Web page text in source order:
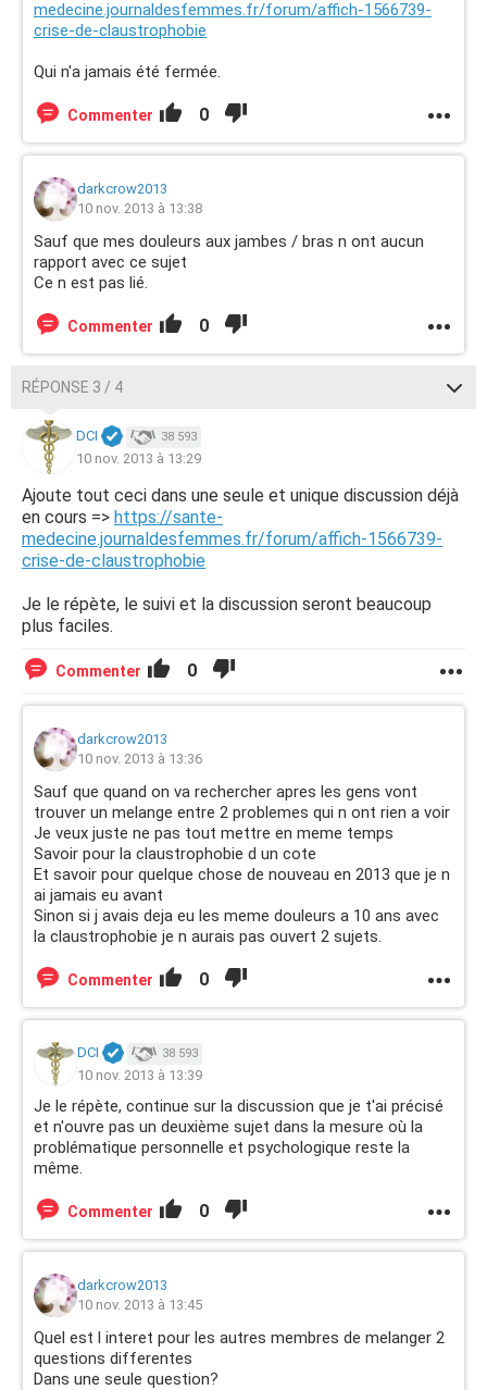
medecine.journaldesfemmes.fr/forum/affich-1566739-
crise-de-claustrophobie
Qui n'a jamais été fermée.
Commenter 0
darkcrow2013
10 nov. 2013 à 13:38
Sauf que mes douleurs aux jambes / bras n ont aucun
rapport avec ce sujet
Ce n est pas lié.
Commenter 0
RÉPONSE 3 / 4
DCI 38 593
10 nov. 2013 à 13:29
Ajoute tout ceci dans une seule et unique discussion déjà
en cours => https://sante-
medecine.journaldesfemmes.fr/forum/affich-1566739-
crise-de-claustrophobie
Je le répète, le suivi et la discussion seront beaucoup
plus faciles.
Commenter 0
darkcrow2013
10 nov. 2013 à 13:36
Sauf que quand on va rechercher apres les gens vont
trouver un melange entre 2 problemes qui n ont rien a voir
Je veux juste ne pas tout mettre en meme temps
Savoir pour la claustrophobie d un cote
Et savoir pour quelque chose de nouveau en 2013 que je n
ai jamais eu avant
Sinon si j avais deja eu les meme douleurs a 10 ans avec
la claustrophobie je n aurais pas ouvert 2 sujets.
Commenter 0
DCI 38 593
10 nov. 2013 à 13:39
Je le répète, continue sur la discussion que je t'ai précisé
et n'ouvre pas un deuxième sujet dans la mesure où la
problématique personnelle et psychologique reste la
même.
Commenter 0
darkcrow2013
10 nov. 2013 à 13:45
Quel est l interet pour les autres membres de melanger 2
questions differentes
Dans une seule question?